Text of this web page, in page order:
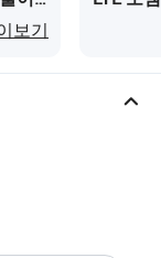
니다. 더 많은
.
보기